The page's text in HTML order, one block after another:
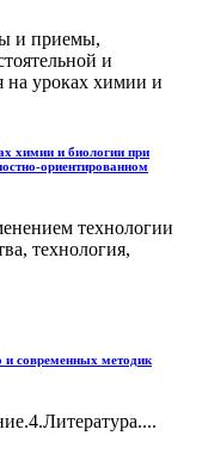
и приемы,
и
на уроках химии и
химии и биологии при
ориентированном
технологии
технология,
и современных методик